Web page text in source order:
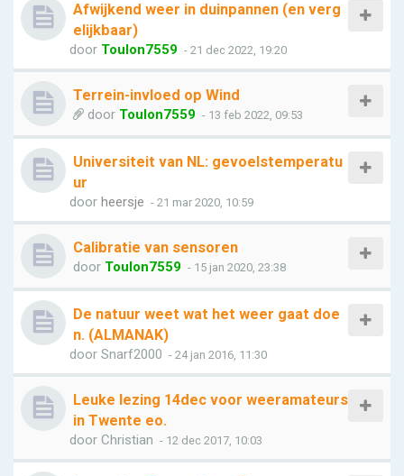
Afwijkend weer in duinpannen (en verg
elijkbaar)
door Toulon7559 - 21 dec 2022, 19:20
Terrein-invloed op Wind
door Toulon7559 - 13 feb 2022, 09:53
Universiteit van NL: gevoelstemperatu
ur
door heersje - 21 mar 2020, 10:59
Calibratie van sensoren
door Toulon7559 - 15 jan 2020, 23:38
De natuur weet wat het weer gaat doe
n. (ALMANAK)
door Snarf2000 - 24 jan 2016, 11:30
Leuke lezing 14dec voor weeramateurs
in Twente eo.
door Christian - 12 dec 2017, 10:03